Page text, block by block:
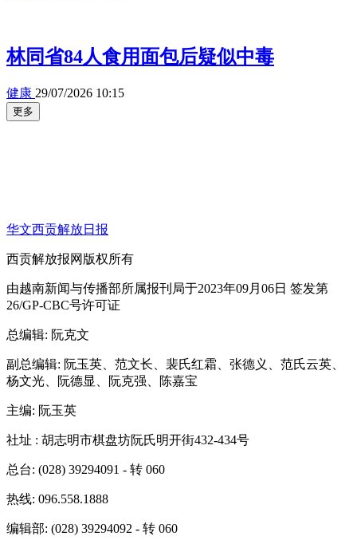
林同省84人食用面包后疑似中毒
健康 29/07/2026 10:15
更多
华文西贡解放日报
西贡解放报网版权所有
由越南新闻与传播部所属报刊局于2023年09月06日 签发第
26/GP-CBC号许可证
总编辑: 阮克文
副总编辑: 阮玉英、范文长、裴氏红霜、张德义、范氏云英、
杨文光、阮德显、阮克强、陈嘉宝
主编: 阮玉英
社址 : 胡志明市棋盘坊阮氏明开街432-434号
总台: (028) 39294091 - 转 060
热线: 096.558.1888
编辑部: (028) 39294092 - 转 060